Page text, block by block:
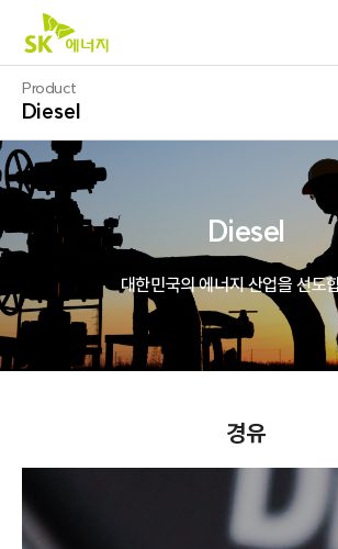
K
에
너
지
로
고
바로가기
SK지
SK온
SK인
SK
SK어
B
u
i
n
e
s
Product
Diesel
Diesel
대한민국의 에너지 산업을 선도
경유